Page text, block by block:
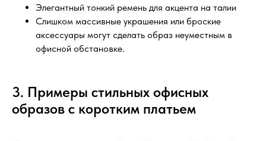
Элегантный тонкий ремень для акцента на талии
Слишком массивные украшения или броские
аксессуары могут сделать образ неуместным в
офисной обстановке.
3. Примеры стильных офисных
образов с коротким платьем